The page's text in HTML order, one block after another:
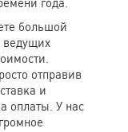
года.
большой
ведущих
отправив
и
оплаты. У нас